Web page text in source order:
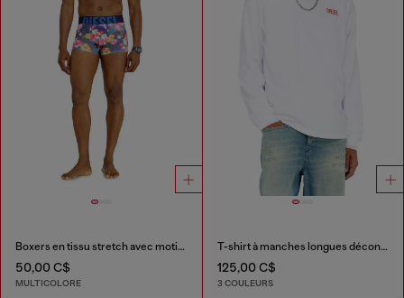
Boxers en tissu stretch avec motifs floraux all-over
50,00 C$
MULTICOLORE
T-shirt à manches longues décontractée avec logo Biscotto
125,00 C$
3 COULEURS